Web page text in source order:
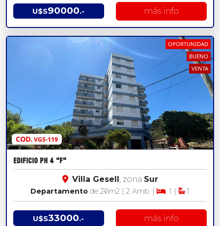
U$S90000.- más info
COD.VGS-119
OPORTUNIDAD
BUENO
VENTA
EDIFICIO PH 4 "F"
Villa Gesell, zona Sur
Departamento de 26m2 | 2 Amb. | 1 | 1
U$S33000.- más info